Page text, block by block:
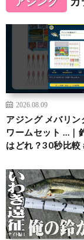
2026.08.09
アジング メバリン
ワームセット …｜
はどれ？30秒比